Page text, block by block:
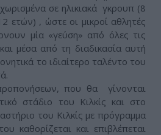
σε ηλικιακά γκρουπ (8
ετών) , ώστε οι μικροί αθλητές
μία «γεύση» από όλες τις
μέσα από τη διαδικασία αυτή
το ιδιαίτερο ταλέντο του
που θα γίνονται
στάδιο του Κιλκίς και στο
του Κιλκίς με πρόγραμμα
καθορίζεται και επιβλέπεται